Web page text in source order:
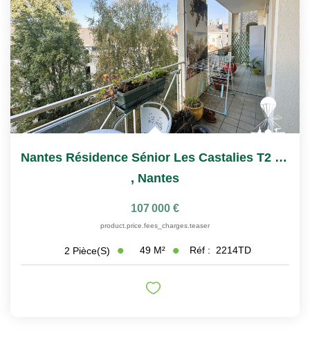
Nantes Résidence Sénior Les Castalies T2 À Vendre Avec...
, Nantes
107 000 €
product.price.fees_charges.teaser
2 Pièce(s) 49 M² Réf : 2214TD